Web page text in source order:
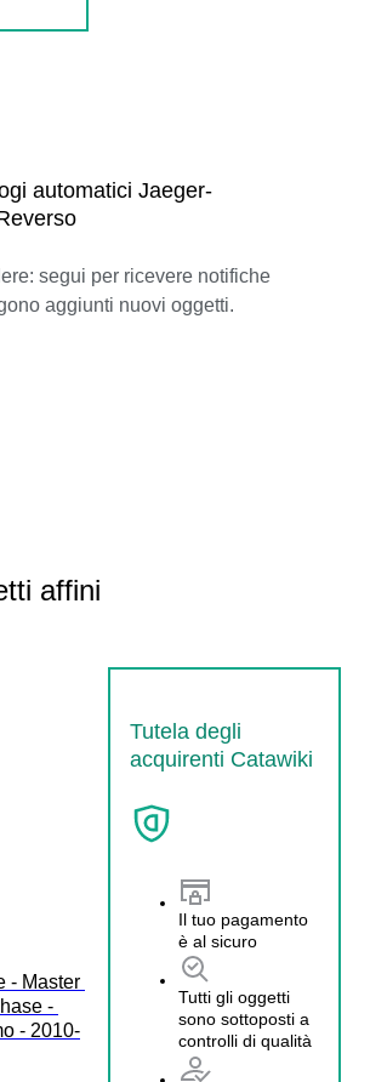
automatici Jaeger-
segui per ricevere notifiche
aggiunti nuovi oggetti.
affini
Tutela degli
acquirenti Catawiki
Il tuo pagamento
è al sicuro
Tutti gli oggetti
sono sottoposti a
controlli di qualità
- Master
-
- 2010-